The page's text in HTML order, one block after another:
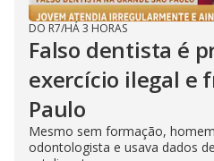
DO R7/HÁ 3 HORAS
Falso dentista é
exercício ilegal e
Paulo
Mesmo sem formação,
odontologista e usava dados